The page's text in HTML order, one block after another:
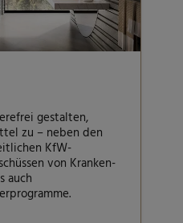
gestalten,
zu – neben den
KfW-
von Kranken-
auch